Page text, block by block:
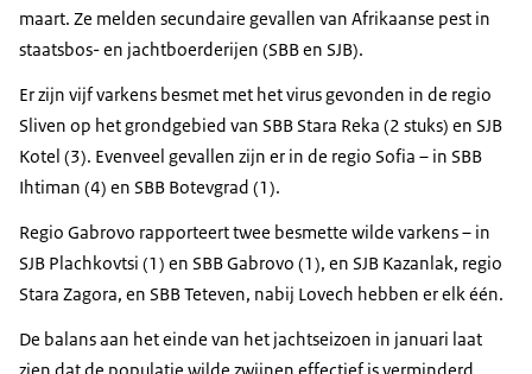
maart. Ze melden secundaire gevallen van Afrikaanse pest in
staatsbos- en jachtboerderijen (SBB en SJB).
Er zijn vijf varkens besmet met het virus gevonden in de regio
Sliven op het grondgebied van SBB Stara Reka (2 stuks) en SJB
Kotel (3). Evenveel gevallen zijn er in de regio Sofia – in SBB
Ihtiman (4) en SBB Botevgrad (1).
Regio Gabrovo rapporteert twee besmette wilde varkens – in
SJB Plachkovtsi (1) en SBB Gabrovo (1), en SJB Kazanlak, regio
Stara Zagora, en SBB Teteven, nabij Lovech hebben er elk één.
De balans aan het einde van het jachtseizoen in januari laat